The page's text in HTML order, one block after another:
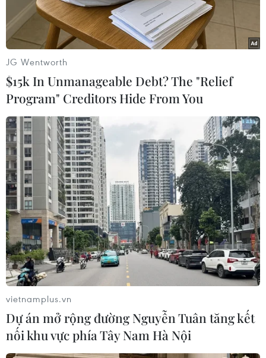
Hai chiếc huy chương vàng mới nhất của đoàn
Việt Nam thuộc về Nguyễn ThịThanh Phúc ở
môn Điền kinh, nội dung đi bộ 20 km nữ và
Nguyễn Thành Quang, mônCanoeing, K 200m.
Việt Nam đã giành được tổngcộng 8 huy chương
vàng, 7 huy chương bạc và 11 huy chương đồng,
để tạm vươn lênvị trí thứ 3 trên bảng tổng sắp
huy chương.Hiện tại, đoàn chủ nhà Indonesia
tiếp tục dẫn đầu với 23 huy chương vàng,16 huy
chương bạc và 11 huy chương đồng. Đứng thứ 2
là Singapore với 8 huychương vàng, 8 huy
chương bạc và 8 huy chương đồng.
Danh sách HCV của đoàn thể thao VN ở SEA
Games 26
Ngày 12/11:
1. Nguyễn Thị Mai – Kiều Thị Hảo (Canoeing,
K2 500m nữ)
2. Nguyễn Đình Toàn – Nguyễn Minh Tú
JG Wentworth
$15k In Unmanageable Debt? The "Relief
Program" Creditors Hide From You
vietnamplus.vn
Dự án mở rộng đường Nguyễn Tuân tăng kết
nối khu vực phía Tây Nam Hà Nội